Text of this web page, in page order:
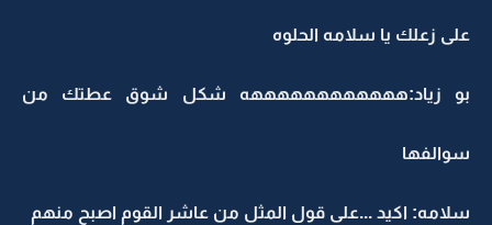
على زعلك يا سلامه الحلوه
بو زياد:ههههههههههههه شكل شوق عطتك من
سوالفها
سلامه: اكيد ...على قول المثل من عاشر القوم اصبح منهم